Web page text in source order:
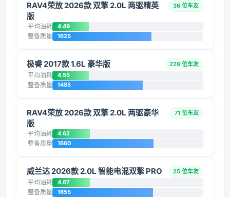
RAV4荣放 2026款 双擎 2.0L 两驱精英
版
36 位车友
平均油耗 4.49
整备质量 1625
极睿 2017款 1.6L 豪华版 228 位车友
平均油耗 4.55
整备质量 1485
RAV4荣放 2026款 双擎 2.0L 两驱豪华
版
71 位车友
平均油耗 4.62
整备质量 1660
威兰达 2026款 2.0L 智能电混双擎 PRO 25 位车友
平均油耗 4.67
整备质量 1655